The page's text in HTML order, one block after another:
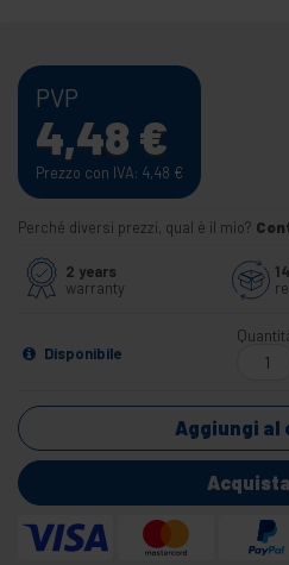
PVP
4,48 €
Prezzo con IVA: 4,48 €
Perché diversi prezzi, qual è il mio?
2 years
warranty
Disponibile
Aggiungi al